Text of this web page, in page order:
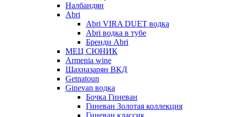
Налбандян
Abri
Abri VIRA DUET водка
Abri водка в тубе
Бренди Abri
МЕЦ СЮНИК
Armenia wine
Шахназарян ВКД
Getnatoun
Ginevan водка
Бочка Гиневан
Гиневан Золотая коллекция
Гиневан классик